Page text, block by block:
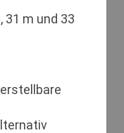
31 m und 33